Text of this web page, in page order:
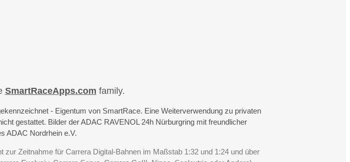
SmartRaceApps.com family.
- Eigentum von SmartRace. Eine Weiterverwendung zu privaten
gestattet. Bilder der ADAC RAVENOL 24h Nürburgring mit freundlicher
ADAC Nordrhein e.V.
Zeitnahme für Carrera Digital-Bahnen im Maßstab 1:32 und 1:24 und über